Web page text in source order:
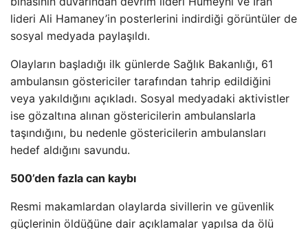
lideri Ali Hamaney’in posterlerini indirdiği görüntüler de
sosyal medyada paylaşıldı.
Olayların başladığı ilk günlerde Sağlık Bakanlığı, 61
ambulansın göstericiler tarafından tahrip edildiğini
veya yakıldığını açıkladı. Sosyal medyadaki aktivistler
ise gözaltına alınan göstericilerin ambulanslarla
taşındığını, bu nedenle göstericilerin ambulansları
hedef aldığını savundu.
500’den fazla can kaybı
Resmi makamlardan olaylarda sivillerin ve güvenlik
güçlerinin öldüğüne dair açıklamalar yapılsa da ölü